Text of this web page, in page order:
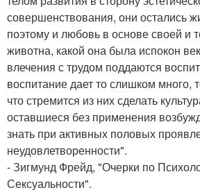
совершенствования, они остались
поэтому и любовь в основе своей и
животна, какой она была испокон
влечения с трудом поддаются
воспитание дает то слишком много,
что стремится из них сделать
оставшиеся без применения
знать при активных половых
неудовлетворенности".
- Зигмунд Фрейд, "Очерки по
Сексуальности".